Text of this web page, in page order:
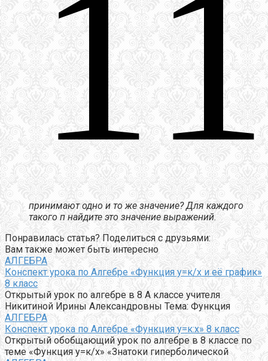
принимают одно и то же значение? Для каждого
такого п найдите это значение выражений.
Понравилась статья? Поделиться с друзьями:
Вам также может быть интересно
АЛГЕБРА
Конспект урока по Алгебре «Функция у=к/х и её график»
8 класс
Открытый урок по алгебре в 8 А классе учителя
Никитиной Ирины Александровны Тема: Функция
АЛГЕБРА
Конспект урока по Алгебре «Функция у=к:х» 8 класс
Открытый обобщающий урок по алгебре в 8 классе по
теме «Функция у=к/х» «Знатоки гиперболической